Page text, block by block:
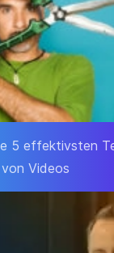
5 effektivsten
Videos